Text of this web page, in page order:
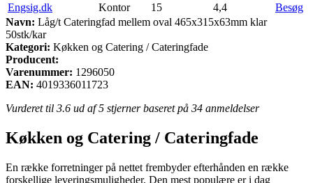
Engsig.dk
Kontor 15 4,4
Besøg
Navn: Låg/t Cateringfad mellem oval 465x315x63mm klar
50stk/kar
Kategori: Køkken og Catering / Cateringfade
Producent:
Varenummer: 1296050
EAN: 4019336011723
Vurderet til 3.6 ud af 5 stjerner baseret på 34 anmeldelser
Køkken og Catering / Cateringfade
En række forretninger på nettet frembyder efterhånden en række
forskellige leveringsmuligheder. Den mest populære er i dag